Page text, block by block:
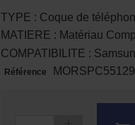
TYPE : Coque de
MATIERE : Matériau
COMPATIBILITE :
Référence MORSPC55129